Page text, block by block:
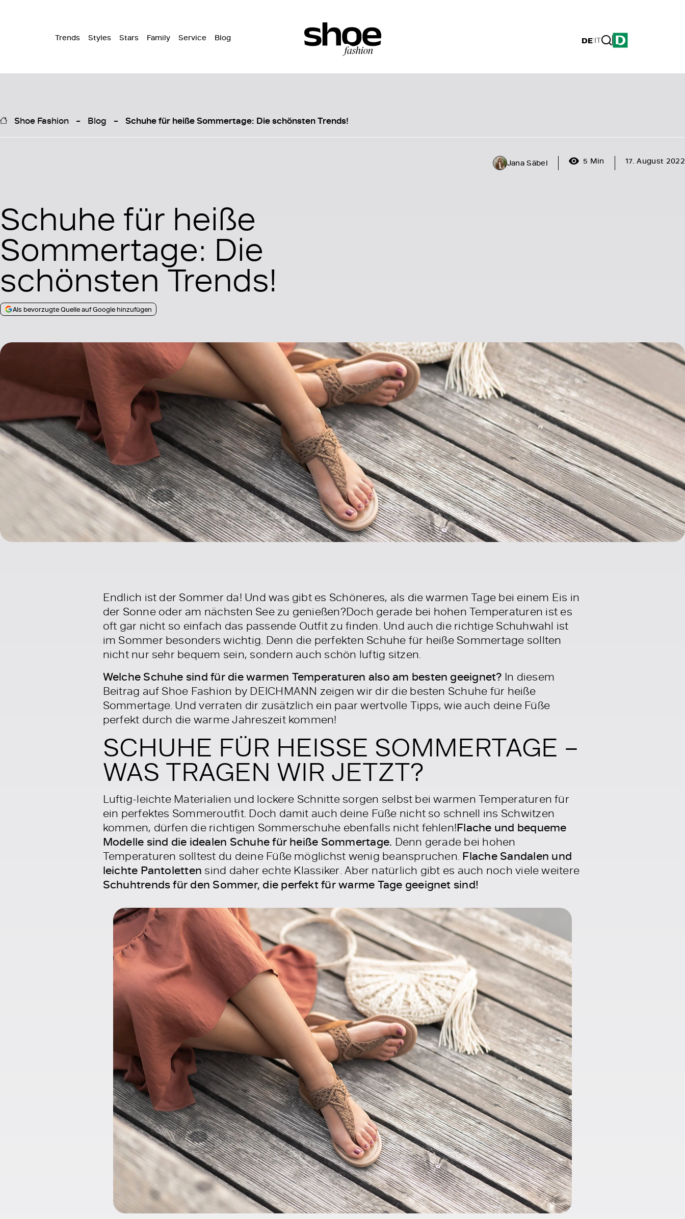
Trends Styles Stars Family Service Blog DE|IT
Shoe Fashion Blog Schuhe für heiße Sommertage: Die schönsten Trends!
Jana Säbel 5 Min 17. August 2022
Schuhe für heiße
Sommertage: Die
schönsten Trends!
Als bevorzugte Quelle auf Google hinzufügen
Endlich ist der Sommer da! Und was gibt es Schöneres, als die warmen Tage bei einem Eis in
der Sonne oder am nächsten See zu genießen?Doch gerade bei hohen Temperaturen ist es
oft gar nicht so einfach das passende Outfit zu finden. Und auch die richtige Schuhwahl ist
im Sommer besonders wichtig. Denn die perfekten Schuhe für heiße Sommertage sollten
nicht nur sehr bequem sein, sondern auch schön luftig sitzen.
Welche Schuhe sind für die warmen Temperaturen also am besten geeignet? In diesem
Beitrag auf Shoe Fashion by DEICHMANN zeigen wir dir die besten Schuhe für heiße
Sommertage. Und verraten dir zusätzlich ein paar wertvolle Tipps, wie auch deine Füße
perfekt durch die warme Jahreszeit kommen!
SCHUHE FÜR HEISSE SOMMERTAGE –
WAS TRAGEN WIR JETZT?
Luftig-leichte Materialien und lockere Schnitte sorgen selbst bei warmen Temperaturen für
ein perfektes Sommeroutfit. Doch damit auch deine Füße nicht so schnell ins Schwitzen
kommen, dürfen die richtigen Sommerschuhe ebenfalls nicht fehlen!Flache und bequeme
Modelle sind die idealen Schuhe für heiße Sommertage. Denn gerade bei hohen
Temperaturen solltest du deine Füße möglichst wenig beanspruchen. Flache Sandalen und
leichte Pantoletten sind daher echte Klassiker. Aber natürlich gibt es auch noch viele weitere
Schuhtrends für den Sommer, die perfekt für warme Tage geeignet sind!